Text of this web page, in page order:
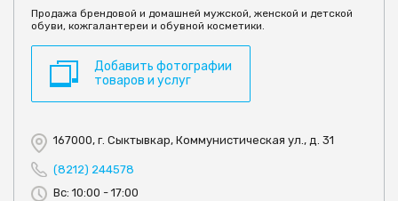
Продажа брендовой и домашней мужской, женской и детской
обуви, кожгалантереи и обувной косметики.
Добавить фотографии
товаров и услуг
167000, г. Сыктывкар, Коммунистическая ул., д. 31
(8212) 244578
Вс: 10:00 - 17:00